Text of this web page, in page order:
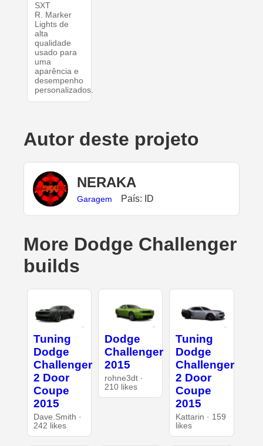
SXT
R. Marker
Lights de
alta
qualidade
usado para
uma
aparência e
desempenho
personalizados.
Autor deste projeto
NERAKA
Garagem País: ID
More Dodge Challenger
builds
Tuning
Dodge
Challenger
2 Door
Coupe
2015
Dave.Smith ·
242 likes
Dodge
Challenger
2015
rohne3dt ·
210 likes
Tuning
Dodge
Challenger
2 Door
Coupe
2015
Kattarin · 159
likes